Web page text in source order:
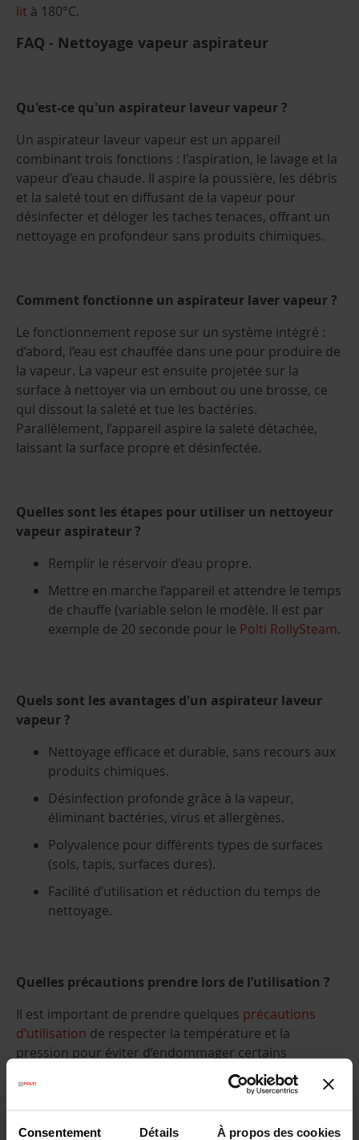
Consentement Détails À propos des cookies
lit à 180°C.
FAQ - Nettoyage vapeur aspirateur
Qu'est-ce qu'un aspirateur laveur vapeur ?
Un aspirateur laveur vapeur est un appareil
combinant trois fonctions : l'aspiration, le lavage et la
vapeur d’eau chaude. Il aspire la poussière, les débris
et la saleté tout en diffusant de la vapeur pour
désinfecter et déloger les taches tenaces, offrant un
nettoyage en profondeur sans produits chimiques.
Comment fonctionne un aspirateur laver vapeur ?
Le fonctionnement repose sur un système intégré :
d’abord, l’eau est chauffée dans une pour produire de
la vapeur. La vapeur est ensuite projetée sur la
surface à nettoyer via un embout ou une brosse, ce
qui dissout la saleté et tue les bactéries.
Parallèlement, l’appareil aspire la saleté détachée,
laissant la surface propre et désinfectée.
Quelles sont les étapes pour utiliser un nettoyeur
vapeur aspirateur ?
Remplir le réservoir d’eau propre.
Mettre en marche l’appareil et attendre le temps
de chauffe (variable selon le modèle. Il est par
exemple de 20 seconde pour le Polti RollySteam.
Quels sont les avantages d'un aspirateur laveur
vapeur ?
Nettoyage efficace et durable, sans recours aux
produits chimiques.
Désinfection profonde grâce à la vapeur,
éliminant bactéries, virus et allergènes.
Polyvalence pour différents types de surfaces
(sols, tapis, surfaces dures).
Facilité d’utilisation et réduction du temps de
nettoyage.
Quelles précautions prendre lors de l’utilisation ?
Il est important de prendre quelques précautions
d’utilisation de respecter la température et la
pression pour éviter d’endommager certains
matériaux. Vérifier que le filtre et les accessoires sont
propres régulièrement. Enfin, faire attention aux
vous recommandons de lire la notice d’utilisation.